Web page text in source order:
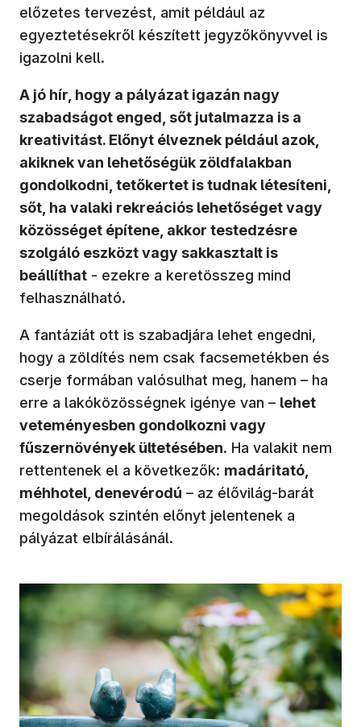
előzetes tervezést, amit például az
egyeztetésekről készített jegyzőkönyvvel is
igazolni kell.
A jó hír, hogy a pályázat igazán nagy
szabadságot enged, sőt jutalmazza is a
kreativitást. Előnyt élveznek például azok,
akiknek van lehetőségük zöldfalakban
gondolkodni, tetőkertet is tudnak létesíteni,
sőt, ha valaki rekreációs lehetőséget vagy
közösséget építene, akkor testedzésre
szolgáló eszközt vagy sakkasztalt is
beállíthat - ezekre a keretösszeg mind
felhasználható.
A fantáziát ott is szabadjára lehet engedni,
hogy a zöldítés nem csak facsemetékben és
cserje formában valósulhat meg, hanem – ha
erre a lakóközösségnek igénye van – lehet
veteményesben gondolkozni vagy
fűszernövények ültetésében. Ha valakit nem
rettentenek el a következők: madáritató,
méhhotel, denevérodú – az élővilág-barát
megoldások szintén előnyt jelentenek a
pályázat elbírálásánál.